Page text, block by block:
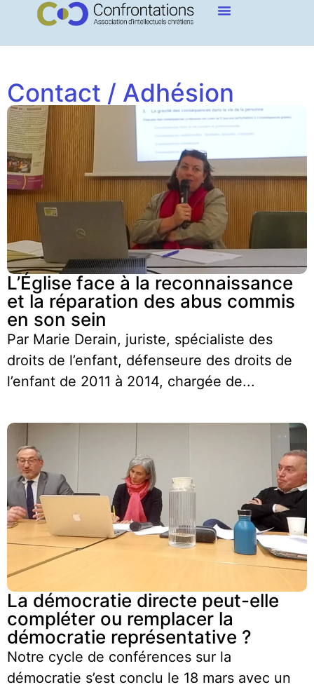
Contact / Adhésion
L’Église face à la reconnaissance
et la réparation des abus commis
en son sein
Par Marie Derain, juriste, spécialiste des
droits de l’enfant, défenseure des droits de
l’enfant de 2011 à 2014, chargée de...
La démocratie directe peut-elle
compléter ou remplacer la
démocratie représentative ?
Notre cycle de conférences sur la
démocratie s’est conclu le 18 mars avec un